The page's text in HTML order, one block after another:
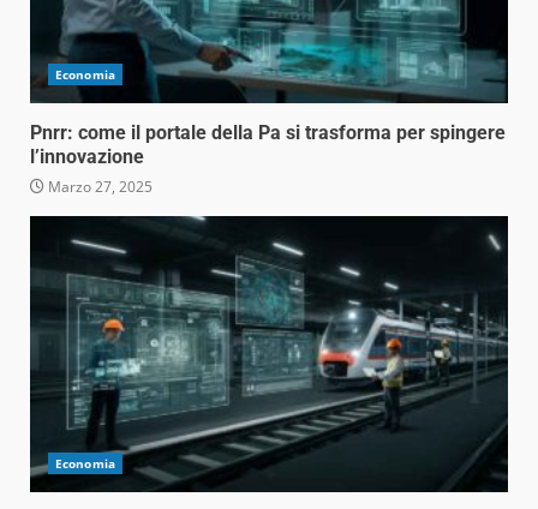
Economia
Pnrr: come il portale della Pa si trasforma per spingere
l’innovazione
Marzo 27, 2025
Economia